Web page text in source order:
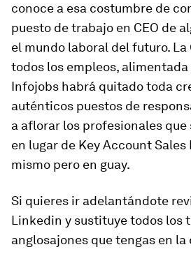
conoce a esa costumbre de
puesto de trabajo en CEO de
el mundo laboral del futuro. La
todos los empleos,
Infojobs habrá quitado toda
auténticos puestos de
a aflorar los profesionales que
en lugar de Key Account Sales
mismo pero en guay.
Si quieres ir adelantándote
Linkedin y sustituye todos los
anglosajones que tengas en